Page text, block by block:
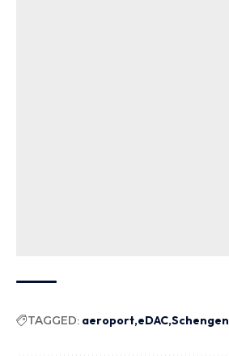
TAGGED: aeroport eDAC Schengen